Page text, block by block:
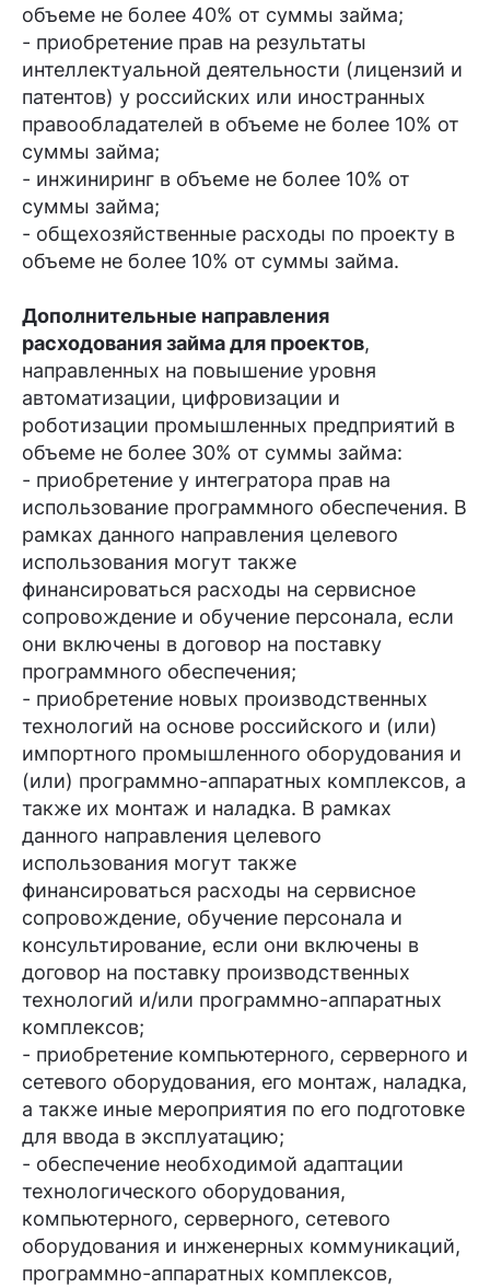
объеме не более 40% от суммы займа;
- приобретение прав на результаты
интеллектуальной деятельности (лицензий и
патентов) у российских или иностранных
правообладателей в объеме не более 10% от
суммы займа;
- инжиниринг в объеме не более 10% от
суммы займа;
- общехозяйственные расходы по проекту в
объеме не более 10% от суммы займа.
Дополнительные направления
расходования займа для проектов,
направленных на повышение уровня
автоматизации, цифровизации и
роботизации промышленных предприятий в
объеме не более 30% от суммы займа:
- приобретение у интегратора прав на
использование программного обеспечения. В
рамках данного направления целевого
использования могут также
финансироваться расходы на сервисное
сопровождение и обучение персонала, если
они включены в договор на поставку
программного обеспечения;
- приобретение новых производственных
технологий на основе российского и (или)
импортного промышленного оборудования и
(или) программно-аппаратных комплексов, а
также их монтаж и наладка. В рамках
данного направления целевого
использования могут также
финансироваться расходы на сервисное
сопровождение, обучение персонала и
консультирование, если они включены в
договор на поставку производственных
технологий и/или программно-аппаратных
комплексов;
- приобретение компьютерного, серверного и
сетевого оборудования, его монтаж, наладка,
а также иные мероприятия по его подготовке
для ввода в эксплуатацию;
- обеспечение необходимой адаптации
технологического оборудования,
компьютерного, серверного, сетевого
оборудования и инженерных коммуникаций,
программно-аппаратных комплексов,